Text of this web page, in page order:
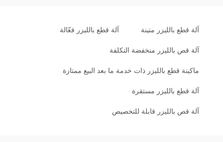
آلة قطع بالليزر متينة آلة قطع بالليزر فعّالة
آلة قص بالليزر منخفضة التكلفة
ماكينة قطع بالليزر ذات خدمة ما بعد البيع ممتازة
آلة قطع بالليزر مستقرة
آلة قص بالليزر قابلة للتخصيص